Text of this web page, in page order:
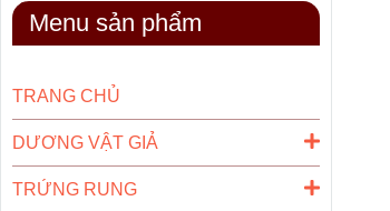
Menu sản phẩm
TRANG CHỦ
DƯƠNG VẬT GIẢ
TRỨNG RUNG